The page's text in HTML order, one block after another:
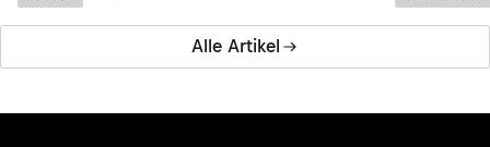
Alle Artikel